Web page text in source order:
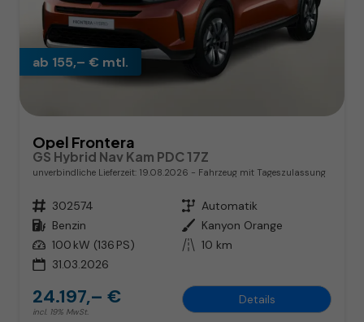
ab 155,– € mtl.
Opel Frontera
GS Hybrid Nav Kam PDC 17Z
unverbindliche Lieferzeit: 19.08.2026 Fahrzeug mit Tageszulassung
Fahrzeugnr. 302574 Getriebe Automatik
Kraftstoff Benzin Außenfarbe Kanyon Orange
Leistung 100 kW (136 PS) Kilometerstand 10 km
31.03.2026
24.197,– €
incl. 19% MwSt.
Details